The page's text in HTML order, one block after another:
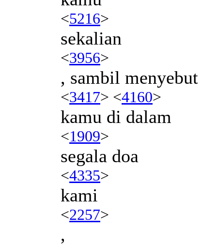
<5216>
sekalian
<3956>
, sambil menyebut
<3417> <4160>
kamu di dalam
<1909>
segala doa
<4335>
kami
<2257>
,